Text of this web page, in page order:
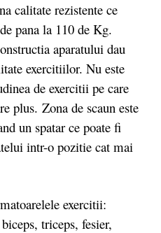
calitate rezistente ce
pana la 110 de Kg.
aparatului dau
exercitiilor. Nu este
de exercitii pe care
plus. Zona de scaun este
un spatar ce poate fi
intr-o pozitie cat mai
exercitii:
triceps, fesier,